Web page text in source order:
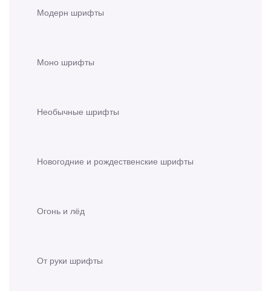
Модерн шрифты
Моно шрифты
Необычные шрифты
Новогодние и рождественские шрифты
Огонь и лёд
От руки шрифты